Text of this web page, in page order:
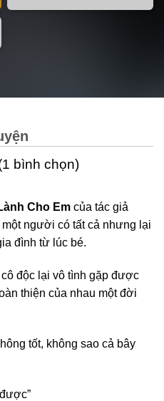
bình chọn)
Cho Em của tác giả
người có tất cả nhưng lại
đình từ lúc bé.
độc lại vô tình gặp được
thiện của nhau một đời
tốt, không sao cả bây